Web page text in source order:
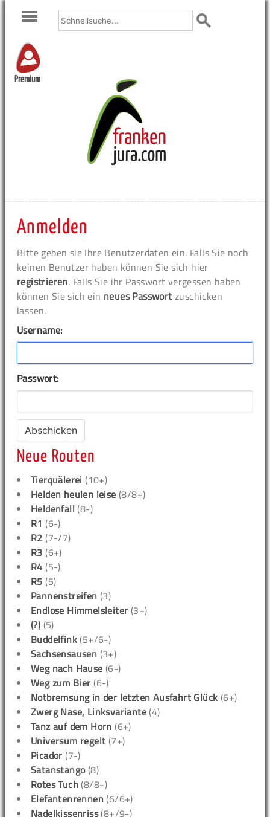
Premium
Anmelden
Bitte geben sie Ihre Benutzerdaten ein. Falls Sie noch
keinen Benutzer haben können Sie sich hier
registrieren. Falls Sie ihr Passwort vergessen haben
können Sie sich ein neues Passwort zuschicken
lassen.
Username:
Passwort:
Neue Routen
Tierquälerei (10+)
Helden heulen leise (8/8+)
Heldenfall (8-)
R1 (6-)
R2 (7-/7)
R3 (6+)
R4 (5-)
R5 (5)
Pannenstreifen (3)
Endlose Himmelsleiter (3+)
(?) (5)
Buddelfink (5+/6-)
Sachsensausen (3+)
Weg nach Hause (6-)
Weg zum Bier (6-)
Notbremsung in der letzten Ausfahrt Glück (6+)
Zwerg Nase, Linksvariante (4)
Tanz auf dem Horn (6+)
Universum regelt (7+)
Picador (7-)
Satanstango(8)
Rotes Tuch (8/8+)
Elefantenrennen (6/6+)
Nadelkissenriss(8+/9-)